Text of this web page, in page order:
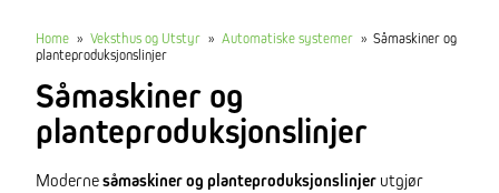
Home » Veksthus og Utstyr » Automatiske systemer » Såmaskiner og
planteproduksjonslinjer
Såmaskiner og
planteproduksjonslinjer
Modernesåmaskiner og planteproduksjonslinjer utgjør